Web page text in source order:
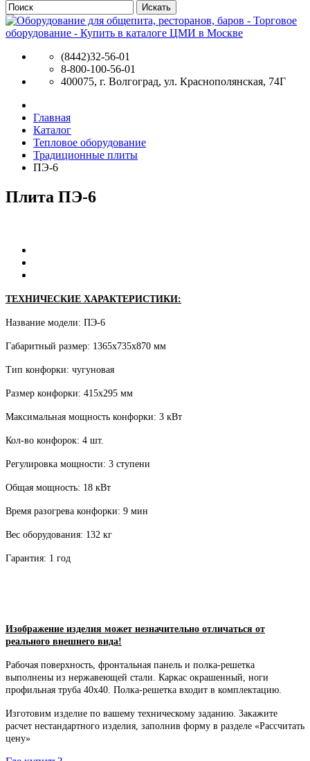
Искать
(8442)32-56-01
8-800-100-56-01
400075, г. Волгоград, ул. Краснополянская, 74Г
Главная
Каталог
Тепловое оборудование
Традиционные плиты
ПЭ-6
Плита ПЭ-6
ТЕХНИЧЕСКИЕ ХАРАКТЕРИСТИКИ:
Название модели: ПЭ-6
Габаритный размер: 1365х735х870 мм
Тип конфорки: чугуновая
Размер конфорки: 415х295 мм
Максимальная мощность конфорки: 3 кВт
Кол-во конфорок: 4 шт.
Регулировка мощности: 3 ступени
Общая мощность: 18 кВт
Время разогрева конфорки: 9 мин
Вес оборудования: 132 кг
Гарантия: 1 год
Изображение изделия может незначительно отличаться от
реального внешнего вида!
Рабочая поверхность, фронтальная панель и полка-решетка
выполнены из нержавеющей стали. Каркас окрашенный, ноги
профильная труба 40х40. Полка-решетка входит в комплектацию.
Изготовим изделие по вашему техническому заданию. Закажите
расчет нестандартного изделия, заполнив форму в разделе «Рассчитать
цену»